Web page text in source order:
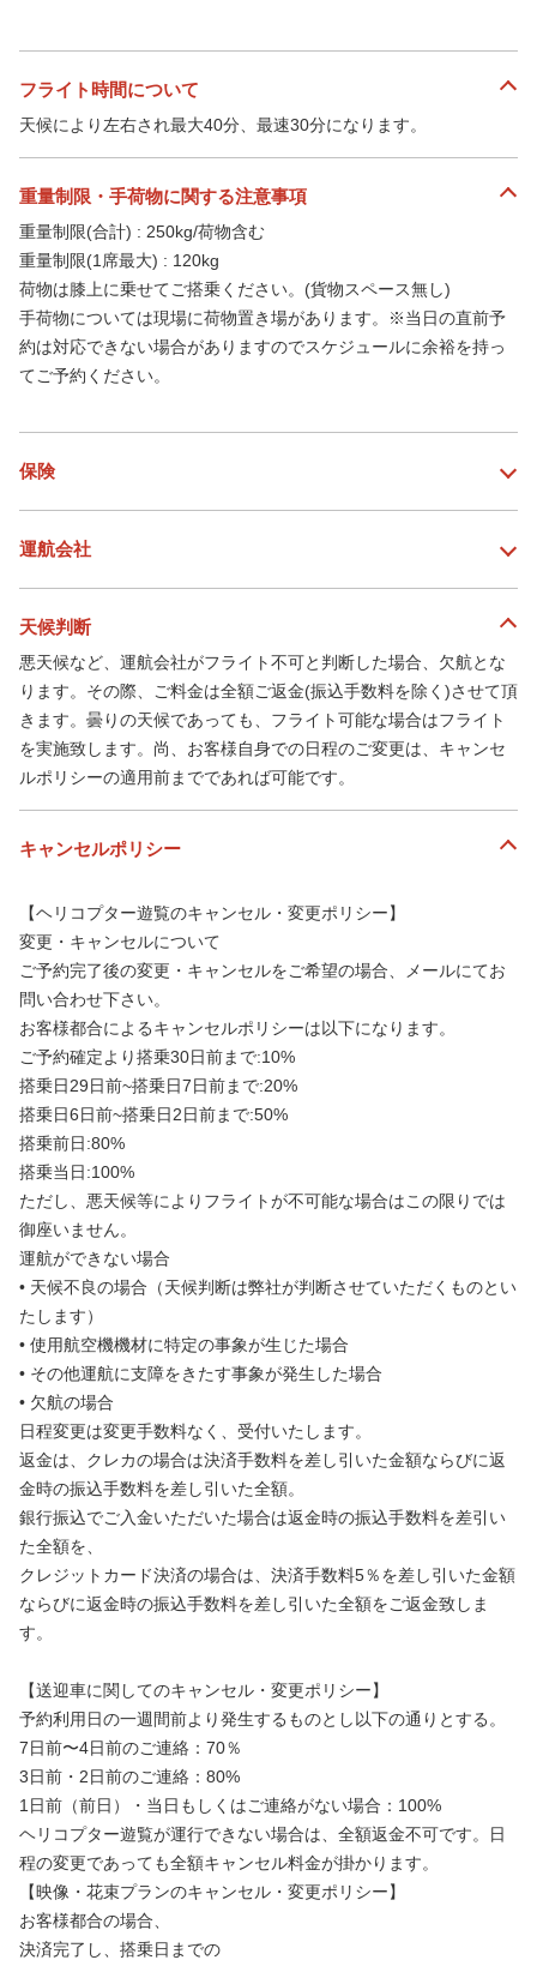
フライト時間について
天候により左右され最大40分、最速30分になります。
重量制限・手荷物に関する注意事項
重量制限(合計) : 250kg/荷物含む
重量制限(1席最大) : 120kg
荷物は膝上に乗せてご搭乗ください。(貨物スペース無し)
手荷物については現場に荷物置き場があります。※当日の直前予
約は対応できない場合がありますのでスケジュールに余裕を持っ
てご予約ください。
保険
運航会社
天候判断
悪天候など、運航会社がフライト不可と判断した場合、欠航とな
ります。その際、ご料金は全額ご返金(振込手数料を除く)させて頂
きます。曇りの天候であっても、フライト可能な場合はフライト
を実施致します。尚、お客様自身での日程のご変更は、キャンセ
ルポリシーの適用前までであれば可能です。
キャンセルポリシー
【ヘリコプター遊覧のキャンセル・変更ポリシー】
変更・キャンセルについて
ご予約完了後の変更・キャンセルをご希望の場合、メールにてお
問い合わせ下さい。
お客様都合によるキャンセルポリシーは以下になります。
ご予約確定より搭乗30日前まで:10%
搭乗日29日前~搭乗日7日前まで:20%
搭乗日6日前~搭乗日2日前まで:50%
搭乗前日:80%
搭乗当日:100%
ただし、悪天候等によりフライトが不可能な場合はこの限りでは
御座いません。
運航ができない場合
• 天候不良の場合（天候判断は弊社が判断させていただくものとい
たします）
• 使用航空機機材に特定の事象が生じた場合
• その他運航に支障をきたす事象が発生した場合
• 欠航の場合
日程変更は変更手数料なく、受付いたします。
返金は、クレカの場合は決済手数料を差し引いた金額ならびに返
金時の振込手数料を差し引いた全額。
銀行振込でご入金いただいた場合は返金時の振込手数料を差引い
た全額を、
クレジットカード決済の場合は、決済手数料5％を差し引いた金額
ならびに返金時の振込手数料を差し引いた全額をご返金致しま
す。
【送迎車に関してのキャンセル・変更ポリシー】
予約利用日の一週間前より発生するものとし以下の通りとする。
7日前〜4日前のご連絡：70％
3日前・2日前のご連絡：80%
1日前（前日）・当日もしくはご連絡がない場合：100%
ヘリコプター遊覧が運行できない場合は、全額返金不可です。日
程の変更であっても全額キャンセル料金が掛かります。
【映像・花束プランのキャンセル・変更ポリシー】
お客様都合の場合、
決済完了し、搭乗日までの